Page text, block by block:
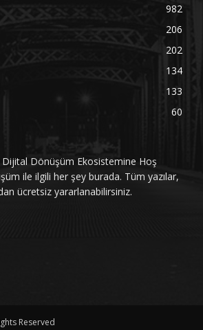
982
206
202
134
133
60
Dijital Dönüşüm Ekosistemine Hoş
ile ilgili her şey burada. Tüm yazılar,
ücretsiz yararlanabilirsiniz.
Reserved